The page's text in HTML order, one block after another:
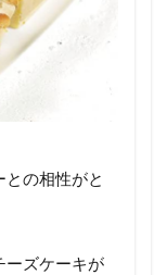
の相性がと
ーズケーキが